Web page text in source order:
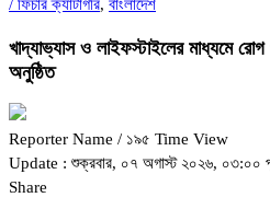
/ ফিচার ক্যাটাগরি, বাংলাদেশ
খাদ্যাভ্যাস ও লাইফস্টাইলের মাধ্যমে
অনুষ্ঠিত
Reporter Name / ১৯৫ Time View
Update : শুক্রবার, ০৭ অগাস্ট ২০২৬, ০৩:০০
Share